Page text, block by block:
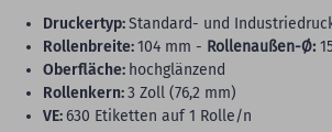
Druckertyp:Standard- und
Rollenbreite:104 mm - Rollenaußen-Ø:
Oberfläche: hochglänzend
Rollenkern:3 Zoll (76,2 mm)
VE:630 Etiketten auf 1 Rolle/n